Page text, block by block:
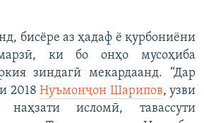
бисёре аз ҳадаф ё қурбониёни
ки бо онҳо мусоҳиба
зиндагӣ мекардаанд. “Дар
2018 Нуъмонҷон Шарипов, узви
исломӣ, тавассути